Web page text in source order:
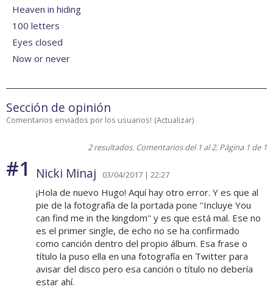
Heaven in hiding
100 letters
Eyes closed
Now or never
Sección de opinión
Comentarios enviados por los usuarios! (Actualizar)
2 resultados. Comentarios del 1 al 2. Página 1 de 1
#1 Nicki Minaj 03/04/2017 | 22:27
¡Hola de nuevo Hugo! Aquí hay otro error. Y es que al
pie de la fotografía de la portada pone ''Incluye You
can find me in the kingdom'' y es que está mal. Ese no
es el primer single, de echo no se ha confirmado
como canción dentro del propio álbum. Esa frase o
título la puso ella en una fotografía en Twitter para
avisar del disco pero esa canción o título no debería
estar ahí.